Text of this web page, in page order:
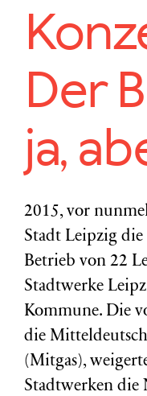
Der
ja,
2015, vor
Stadt Leipzig die
Betrieb von 22
Stadtwerke
Kommune. Die
die
(Mitgas),
Stadtwerken die